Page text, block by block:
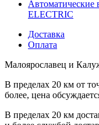
ELECTRIC
Доставка
Оплата
Малоярославец и
В пределах 20 км от
более, цена
В пределах 20 км